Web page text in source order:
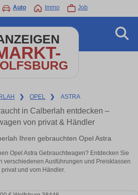
Auto Immo Job
❯ OPEL ❯ ASTRA
in Calberlah entdecken –
von privat & Händler
Ihren gebrauchten Opel Astra
Opel Astra Gebrauchtwagen? Entdecken Sie
verschiedenen Ausführungen und Preisklassen
privat und vom Händler.